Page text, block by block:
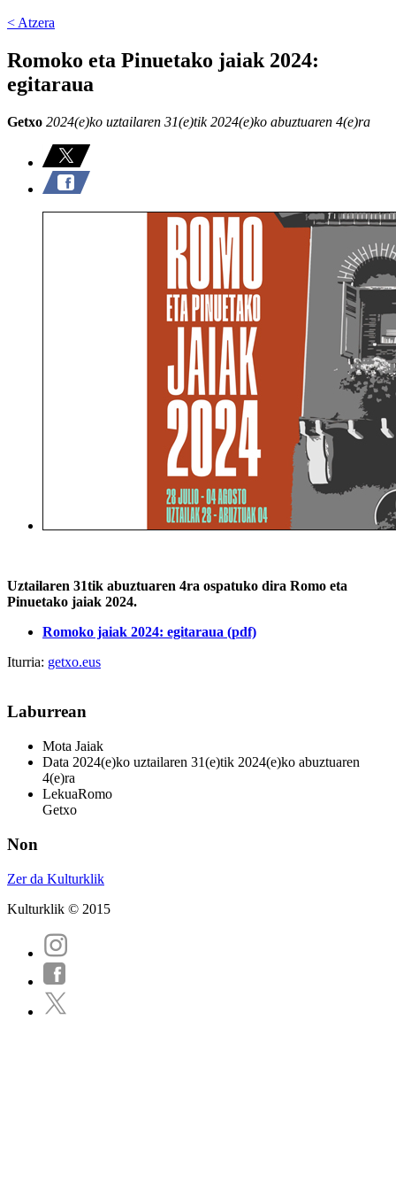
< Atzera
Romoko eta Pinuetako jaiak 2024:
egitaraua
Getxo 2024(e)ko uztailaren 31(e)tik 2024(e)ko abuztuaren 4(e)ra
Uztailaren 31tik abuztuaren 4ra ospatuko dira Romo eta
Pinuetako jaiak 2024.
Romoko jaiak 2024: egitaraua (pdf)
Iturria: getxo.eus
Laburrean
Mota Jaiak
Data 2024(e)ko uztailaren 31(e)tik 2024(e)ko abuztuaren
4(e)ra
LekuaRomo
Getxo
Non
Zer da Kulturklik
Kulturklik © 2015